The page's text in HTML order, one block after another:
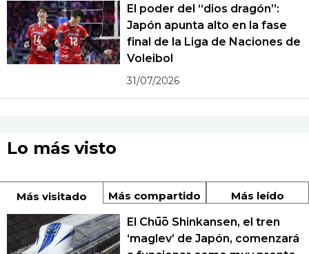
El poder del “dios dragón”:
Japón apunta alto en la fase
final de la Liga de Naciones de
Voleibol
31/07/2026
Lo más visto
Más visitado Más compartido Más leído
El Chūō Shinkansen, el tren
‘maglev’ de Japón, comenzará